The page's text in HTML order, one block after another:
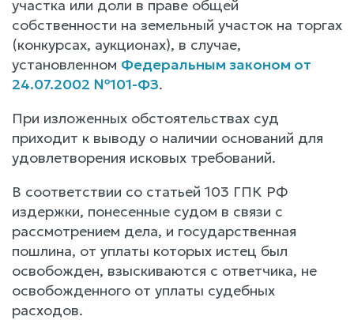
участка или доли в праве общей
собственности на земельный участок на торгах
(конкурсах, аукционах), в случае,
установленном Федеральным законом от
24.07.2002 №101-ФЗ.
При изложенных обстоятельствах суд
приходит к выводу о наличии оснований для
удовлетворения исковых требований.
В соответствии со статьей 103 ГПК РФ
издержки, понесенные судом в связи с
рассмотрением дела, и государственная
пошлина, от уплаты которых истец был
освобожден, взыскиваются с ответчика, не
освобожденного от уплаты судебных
расходов.